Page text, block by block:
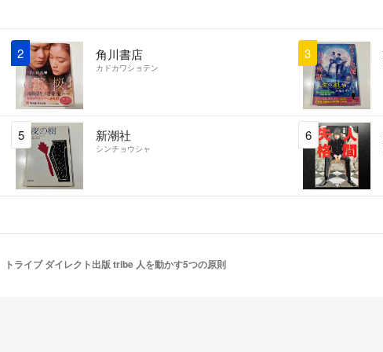
2 角川書店
カドカワショテン
3
5 新潮社
シンチョウシャ
6
トライブ ダイレクト出版 tribe 人を動かす5つの原則